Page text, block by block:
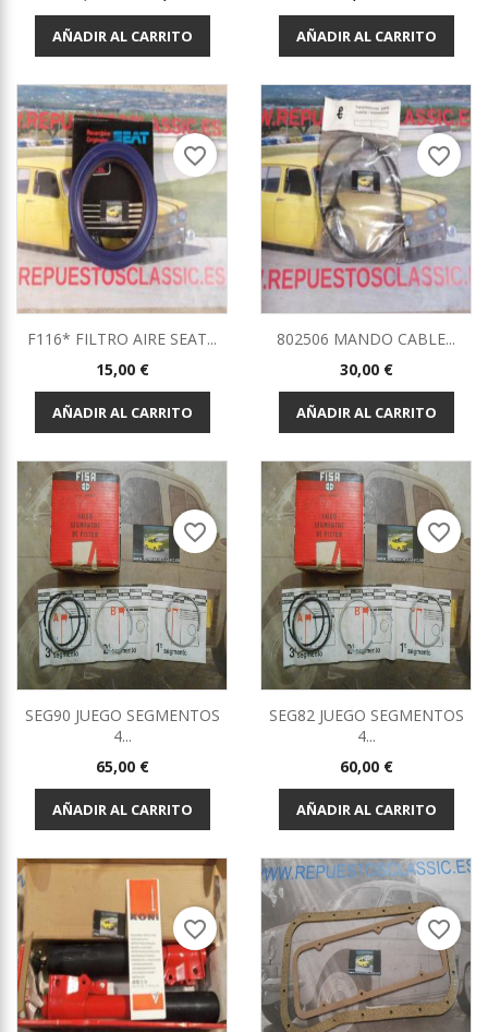
base
AÑADIR AL CARRITO AÑADIR AL CARRITO
F116* FILTRO AIRE SEAT...
Precio
15,00 €
AÑADIR AL CARRITO
favorite_border
802506 MANDO CABLE...
Precio
30,00 €
AÑADIR AL CARRITO
favorite_border
SEG90 JUEGO SEGMENTOS
4...
Precio
65,00 €
AÑADIR AL CARRITO
favorite_border
SEG82 JUEGO SEGMENTOS
4...
Precio
60,00 €
AÑADIR AL CARRITO
favorite_border
favorite_border favorite_border